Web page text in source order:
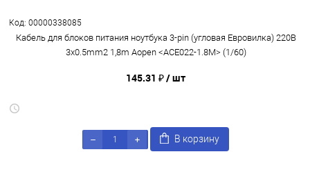
Код: 00000338085
Кабель для блоков питания ноутбука 3-pin (угловая Евровилка) 220В
3х0.5mm2 1,8m Aopen <ACE022-1.8M> (1/60)
145.31 ₽/ шт
В корзину